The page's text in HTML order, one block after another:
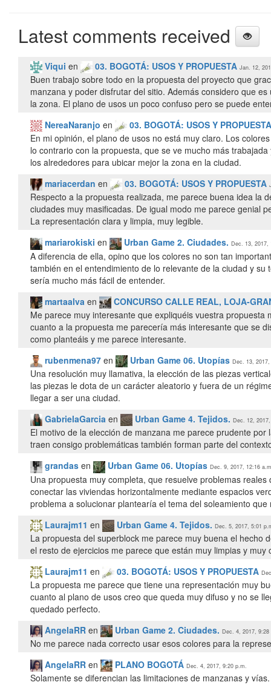
Latest comments received
Viqui en 03. BOGOTÁ: USOS Y PROPUESTA Jan. 12,
Buen trabajo sobre todo en la propuesta del proyecto que
manzana y poder disfrutar del sitio. Además considero que
la zona. El plano de usos un poco confuso pero se puede
NereaNaranjo en
03. BOGOTÁ: USOS Y PROPUESTA
En mi opinión, el plano de usos no está muy claro. Los
lo contrario con la propuesta, que se ve mucho más
los alrededores para ubicar mejor la zona en la ciudad.
mariacerdan en 03. BOGOTÁ: USOS Y PROPUESTA
Respecto a la propuesta realizada, me parece buena idea la
ciudades muy masificadas. De igual modo me parece genial
La representación clara y limpia, muy legible.
mariarokiski en Urban Game 2. Ciudades. Dec. 13, 2017,
A diferencia de ella, opino que los colores no son tan
también en el entendimiento de lo relevante de la ciudad y
sería mucho más fácil de entender.
martaalva en
CONCURSO CALLE REAL, LOJA-
Me parece muy interesante que expliquéis vuestra
cuanto a la propuesta me parecería más interesante que se
como planteáis y me parece interesante.
rubenmena97 en Urban Game 06. Utopías Dec. 13,
Una resolución muy llamativa, la elección de las piezas
las piezas le dota de un carácter aleatorio y fuera de un
llegar a ser una ciudad.
GabrielaGarcia en Urban Game 4. Tejidos. Dec. 12,
El motivo de la elección de manzana me parece prudente
grandas en Urban Game 06. Utopías Dec. 9, 2017, 12:16
Una propuesta muy completa, que resuelve problemas
conectar las viviendas horizontalmente mediante espacios
problema a solucionar plantearía el tema del soleamiento
Laurajm11 en Urban Game 4. Tejidos. Dec. 5, 2017, 5:01
La propuesta del superblock me parece muy buena el
el resto de ejercicios me parece que están muy limpias y muy
Laurajm11 en 03. BOGOTÁ: USOS Y PROPUESTA
La propuesta me parece que tiene una representación muy
cuanto al plano de usos creo que queda muy difuso y no se
quedado perfecto.
AngelaRR en Urban Game 2. Ciudades. Dec. 4, 2017, 9:28
No me parece nada correcto usar esos colores para la
AngelaRR en PLANO BOGOTÁ Dec. 4, 2017, 9:20 p.m.
Solamente se diferencian las limitaciones de manzanas y